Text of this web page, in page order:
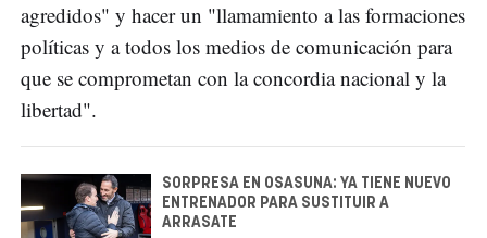
agredidos" y hacer un "llamamiento a las formaciones
políticas y a todos los medios de comunicación para
que se comprometan con la concordia nacional y la
libertad".
SORPRESA EN OSASUNA: YA TIENE NUEVO
ENTRENADOR PARA SUSTITUIR A
ARRASATE